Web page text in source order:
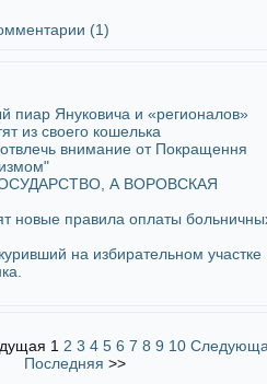
(1)
пиар Януковича и «регионалов»
из своего кошелька
внимание от Покращення
А ВОРОВСКАЯ
новые правила оплаты
на избирательном участке
1 2 3 4 5 6 7 8 9 10
Последняя >>